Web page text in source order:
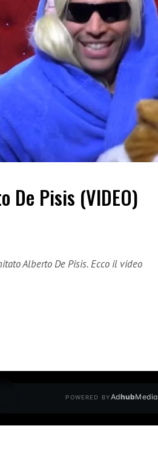
De Pisis (VIDEO)
Alberto De Pisis. Ecco il video
POWERED BYAdhubMedia